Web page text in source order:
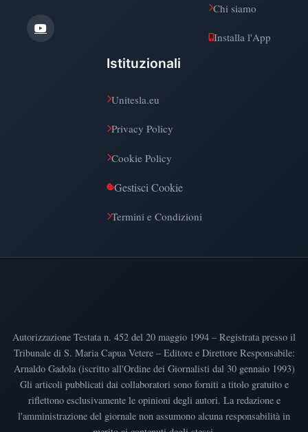
Chi siamo
Installa l'App
Istituzionali
Unitesla.eu
Privacy Policy
Cookie Policy
Gestisci Cookie
Termini e Condizioni
Autorizzazione Testata n. 452 del 20 maggio 1994 – Registrata presso il
Tribunale di S. Maria Capua Vetere – Editore e Direttore Responsabile:
Arnaldo Gadola (iscritto all'Ordine dei Giornalisti dal 30 gennaio 1993)
Gli articoli pubblicati dai collaboratori sono forniti a titolo gratuito e
riflettono esclusivamente le opinioni degli autori. La redazione e
l'amministrazione del giornale non assumono alcuna responsabilità in